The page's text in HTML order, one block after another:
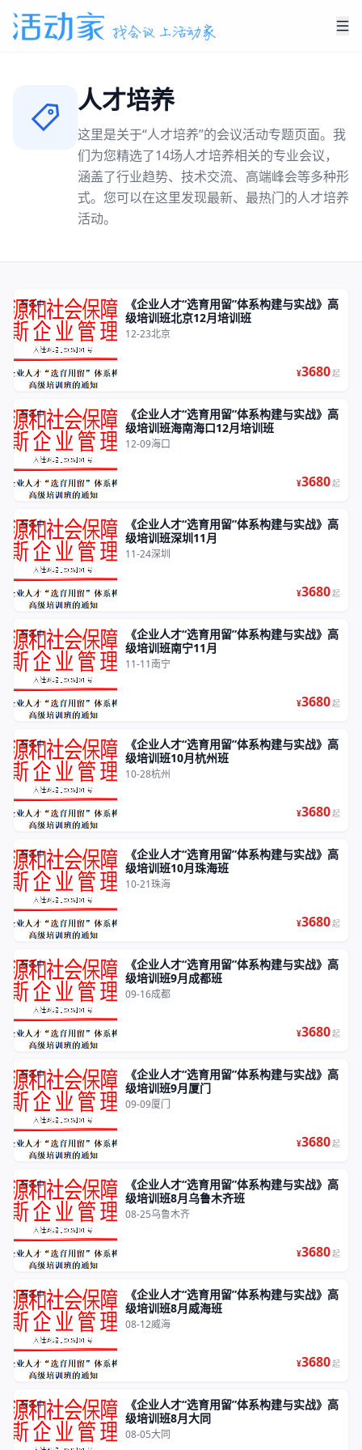
人才培养
这里是关于“人才培养”的会议活动专题页面。我
们为您精选了14场人才培养相关的专业会议，
涵盖了行业趋势、技术交流、高端峰会等多种形
式。您可以在这里发现最新、最热门的人才培养
活动。
报名中
《企业人才“选育用留”体系构建与实战》高
级培训班北京12月培训班
12-23北京
¥3680起
报名中
《企业人才“选育用留”体系构建与实战》高
级培训班海南海口12月培训班
12-09海口
¥3680起
报名中
《企业人才“选育用留”体系构建与实战》高
级培训班深圳11月
11-24深圳
¥3680起
报名中
《企业人才“选育用留”体系构建与实战》高
级培训班南宁11月
11-11南宁
¥3680起
报名中
《企业人才“选育用留”体系构建与实战》高
级培训班10月杭州班
10-28杭州
¥3680起
报名中
《企业人才“选育用留”体系构建与实战》高
级培训班10月珠海班
10-21珠海
¥3680起
报名中
《企业人才“选育用留”体系构建与实战》高
级培训班9月成都班
09-16成都
¥3680起
报名中
《企业人才“选育用留”体系构建与实战》高
级培训班9月厦门
09-09厦门
¥3680起
报名中
《企业人才“选育用留”体系构建与实战》高
级培训班8月乌鲁木齐班
08-25乌鲁木齐
¥3680起
报名中
《企业人才“选育用留”体系构建与实战》高
级培训班8月威海班
08-12威海
¥3680起
报名中
《企业人才“选育用留”体系构建与实战》高
级培训班8月大同
08-05大同